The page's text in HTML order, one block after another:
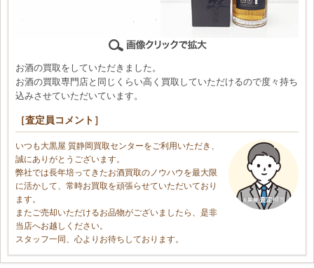
お酒の買取をしていただきました。
お酒の買取専門店と同じくらい高く買取していただけるので度々持ち
込みさせていただいています。
［査定員コメント］
いつも大黒屋 質静岡買取センターをご利用いただき、
誠にありがとうございます。
弊社では長年培ってきたお酒買取のノウハウを最大限
に活かして、常時お買取を頑張らせていただいており
ます。
またご売却いただけるお品物がございましたら、是非
当店へお越しください。
スタッフ一同、心よりお待ちしております。